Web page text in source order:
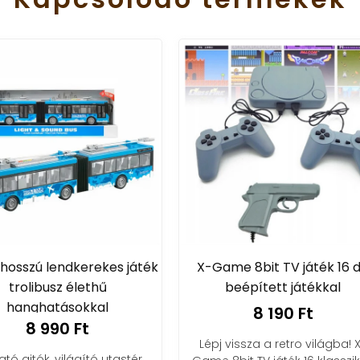
X-Game 8bit TV játék 16 db
beépített játékkal
8 190 Ft
Felakasztható
boxkesztűvel
50x21x21 cm